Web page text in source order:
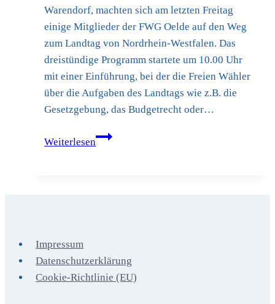
Warendorf, machten sich am letzten Freitag
einige Mitglieder der FWG Oelde auf den Weg
zum Landtag von Nordrhein-Westfalen. Das
dreistündige Programm startete um 10.00 Uhr
mit einer Einführung, bei der die Freien Wähler
über die Aufgaben des Landtags wie z.B. die
Gesetzgebung, das Budgetrecht oder…
Weiterlesen
Mitglieder
von
NRW
Impressum
Datenschutzerklärung
Cookie-Richtlinie (EU)